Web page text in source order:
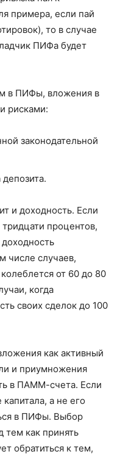
примера, если пай
то в случае
ПИФа будет
в ПИФы, вложения в
рисками:
законодательной
и доходность. Если
процентов,
числе случаев,
от 60 до 80
когда
своих сделок до 100
как активный
и приумножения
в ПАММ-счета. Если
а не его
в ПИФы. Выбор
тем как принять
обратиться к тем,